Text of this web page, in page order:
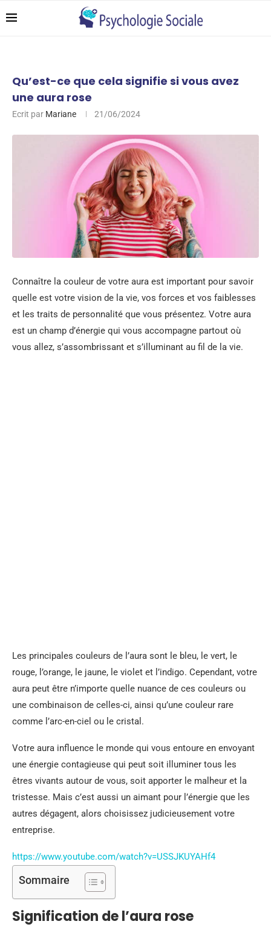
Qu’est-ce que cela signifie si vous avez
une aura rose
Ecrit par Mariane 21/06/2024
Connaître la couleur de votre aura est important pour savoir
quelle est votre vision de la vie, vos forces et vos faiblesses
et les traits de personnalité que vous présentez. Votre aura
est un champ d’énergie qui vous accompagne partout où
vous allez, s’assombrissant et s’illuminant au fil de la vie.
Les principales couleurs de l’aura sont le bleu, le vert, le
rouge, l’orange, le jaune, le violet et l’indigo. Cependant, votre
aura peut être n’importe quelle nuance de ces couleurs ou
une combinaison de celles-ci, ainsi qu’une couleur rare
comme l’arc-en-ciel ou le cristal.
Votre aura influence le monde qui vous entoure en envoyant
une énergie contagieuse qui peut soit illuminer tous les
êtres vivants autour de vous, soit apporter le malheur et la
tristesse. Mais c’est aussi un aimant pour l’énergie que les
autres dégagent, alors choisissez judicieusement votre
entreprise.
https://www.youtube.com/watch?v=USSJKUYAHf4
Sommaire
Signification de l’aura rose